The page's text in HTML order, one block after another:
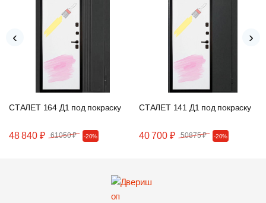
СТАЛЕТ 164 Д1 под покраску
48 840 ₽ 61050 ₽ -20%
СТАЛЕТ 141 Д1 под покраску
40 700 ₽ 50875 ₽ -20%
‹ ›